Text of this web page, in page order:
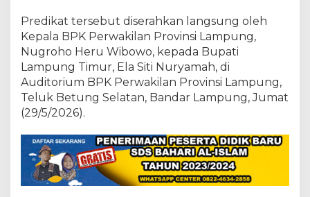
T
t
a
K
e
o
K
e
u
a
Predikat tersebut diserahkan langsung oleh
Kepala BPK Perwakilan Provinsi Lampung,
Nugroho Heru Wibowo, kepada Bupati
Lampung Timur, Ela Siti Nuryamah, di
Auditorium BPK Perwakilan Provinsi Lampung,
Teluk Betung Selatan, Bandar Lampung, Jumat
(29/5/2026).